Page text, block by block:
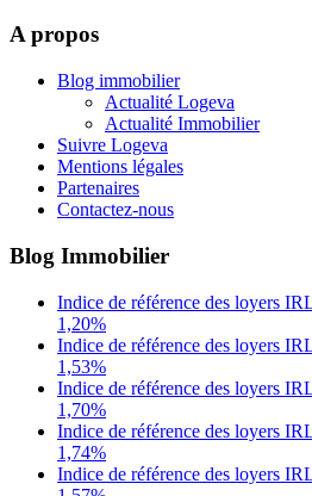
A propos
Blog immobilier
Actualité Logeva
Actualité Immobilier
Suivre Logeva
Mentions légales
Partenaires
Contactez-nous
Blog Immobilier
Indice de référence des loyers
1,20%
Indice de référence des loyers
1,53%
Indice de référence des loyers
1,70%
Indice de référence des loyers
1,74%
Indice de référence des loyers